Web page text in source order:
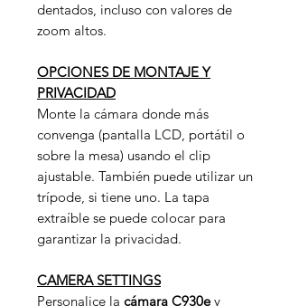
dentados, incluso con valores de
zoom altos.
OPCIONES DE MONTAJE Y
PRIVACIDAD
Monte la cámara donde más
convenga (pantalla LCD, portátil o
sobre la mesa) usando el clip
ajustable. También puede utilizar un
trípode, si tiene uno. La tapa
extraíble se puede colocar para
garantizar la privacidad.
CAMERA SETTINGS
Personalice la cámara C930ey